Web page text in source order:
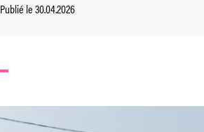
Publié le 30.04.2026